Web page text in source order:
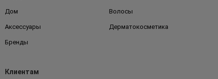
Дом Волосы
Аксессуары Дерматокосметика
Бренды
Клиентам